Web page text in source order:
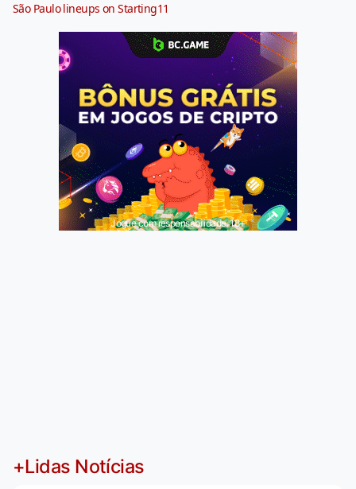
São Paulo lineups on Starting11
Jogue com responsabilidade. 18+
+Lidas Notícias